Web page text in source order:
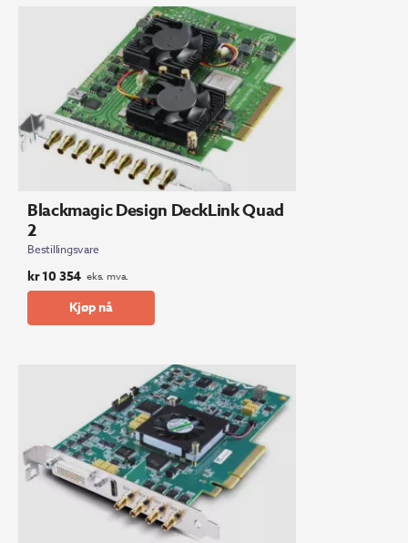
Blackmagic Design DeckLink Quad
2
Bestillingsvare
kr10 354 eks. mva.
Kjøp nå